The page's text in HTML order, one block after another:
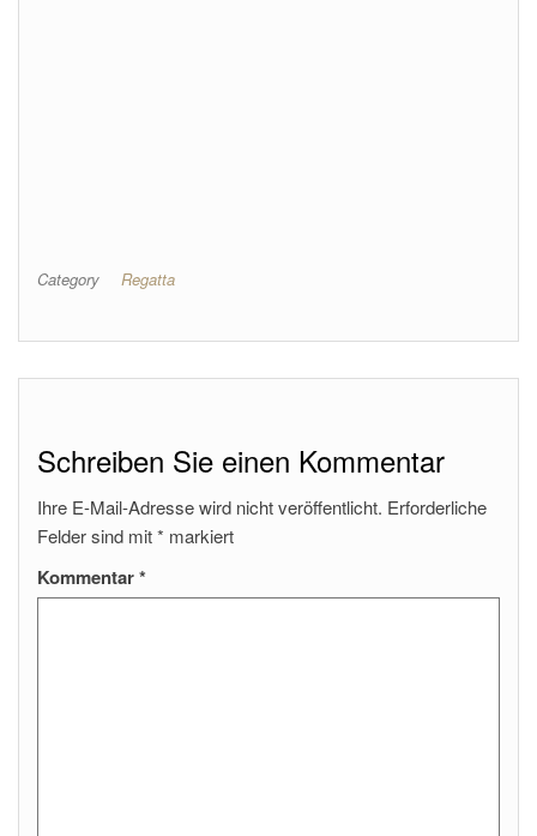
Category Regatta
Schreiben Sie einen Kommentar
Ihre E-Mail-Adresse wird nicht veröffentlicht. Erforderliche
Felder sind mit* markiert
Kommentar*